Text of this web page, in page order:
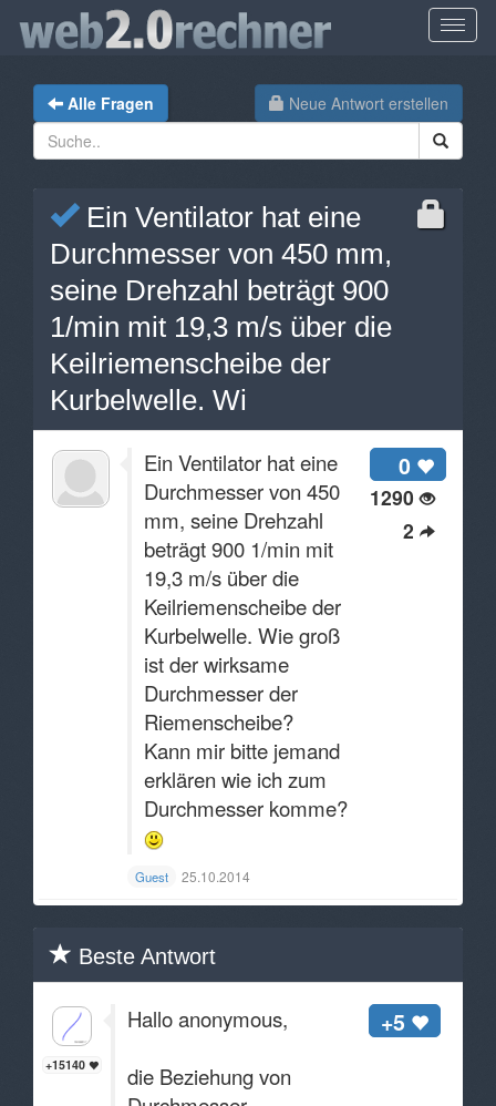
Neue Antwort erstellen
Alle Fragen
Ein Ventilator hat eine
Durchmesser von 450 mm,
seine Drehzahl beträgt 900
1/min mit 19,3 m/s über die
Keilriemenscheibe der
Kurbelwelle. Wi
0
1290
2
Ein Ventilator hat eine
Durchmesser von 450
mm, seine Drehzahl
beträgt 900 1/min mit
19,3 m/s über die
Keilriemenscheibe der
Kurbelwelle. Wie groß
ist der wirksame
Durchmesser der
Riemenscheibe?
Kann mir bitte jemand
erklären wie ich zum
Durchmesser komme?
Guest 25.10.2014
Beste Antwort
+15140
+5
Hallo anonymous,
die Beziehung von